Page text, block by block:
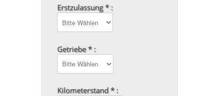
Erstzulassung * :
Getriebe * :
Kilometerstand * :